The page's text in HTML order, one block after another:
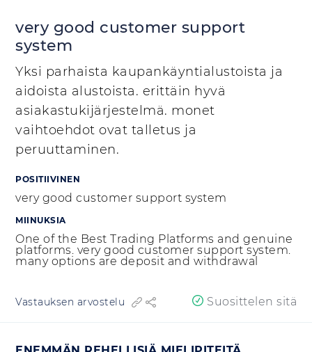
very good customer support
system
Yksi parhaista kaupankäyntialustoista ja
aidoista alustoista. erittäin hyvä
asiakastukijärjestelmä. monet
vaihtoehdot ovat talletus ja
peruuttaminen.
POSITIIVINEN
very good customer support system
MIINUKSIA
One of the Best Trading Platforms and genuine
platforms. very good customer support system.
many options are deposit and withdrawal
Vastauksen arvostelu Suosittelen sitä